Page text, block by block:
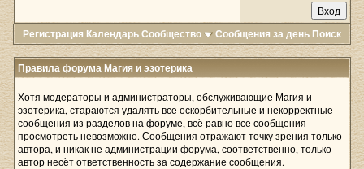
Регистрация КалендарьСообщество Сообщения за день Поиск
Правила форума Магия и эзотерика
Хотя модераторы и администраторы, обслуживающие Магия и
эзотерика, стараются удалять все оскорбительные и некорректные
сообщения из разделов на форуме, всё равно все сообщения
просмотреть невозможно. Сообщения отражают точку зрения только
автора, и никак не администрации форума, соответственно, только
автор несёт ответственность за содержание сообщения.